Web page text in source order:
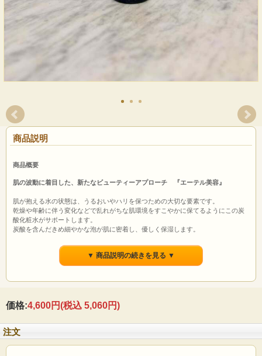
商品説明
商品概要
肌の波動に着目した、新たなビューティーアプローチ 『エーテル美容』
肌が抱える水の状態は、うるおいやハリを保つための大切な要素です。
乾燥や年齢に伴う変化などで乱れがちな肌環境をすこやかに保てるようにこの炭
酸化粧水がサポートします。
炭酸を含んだきめ細やかな泡が肌に密着し、優しく保湿します。
使うほどに、みずみずしさが広がり、ふっくらとしたハリ感へ。
合成ポリマー、アルコールなどは使用していません。
な処方設計にこだわっています。
▼ 商品説明の続きを見る ▼
価格:4,600円(税込 5,060円)
注文